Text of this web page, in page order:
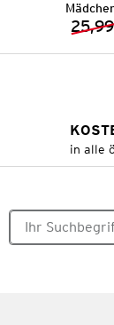
in alle